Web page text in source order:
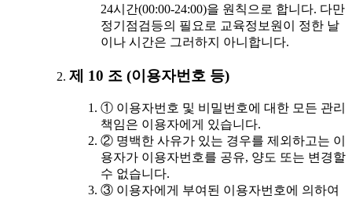
24시간(00:00-24:00)을 원칙으로 합니다. 다만
정기점검등의 필요로 교육정보원이 정한 날
이나 시간은 그러하지 아니합니다.
제 10 조 (이용자번호 등)
① 이용자번호 및 비밀번호에 대한 모든 관리
책임은 이용자에게 있습니다.
② 명백한 사유가 있는 경우를 제외하고는 이
용자가 이용자번호를 공유, 양도 또는 변경할
수 없습니다.
③ 이용자에게 부여된 이용자번호에 의하여